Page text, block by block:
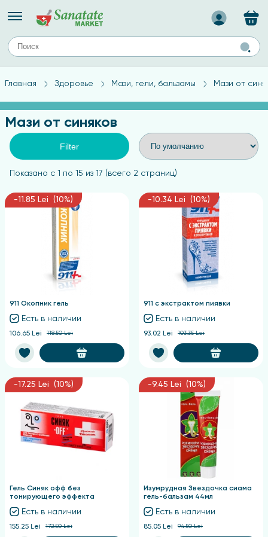
лица
Назад
ТИПЫ КОЖИ
Средства для комбинированной кожи
Средства для проблемной кожи
Средства для жирной кожи
Средства для чувствительной кожи
Главная Здоровье Мази, гели, бальзамы Мази от
Мази от синяков
Filter
Показано с 1 по 15 из 17 (всего 2 страниц)
-11.85 Lei (10%)
911 Окопник гель
Есть в наличии
106.65 Lei 118.50 Lei
-10.34 Lei (10%)
911 с экстрактом пиявки
Есть в наличии
93.02 Lei 103.35 Lei
-17.25 Lei (10%)
Гель Синяк офф без
тонирующего эффекта
Есть в наличии
155.25 Lei 172.50 Lei
-9.45 Lei (10%)
Изумрудная Звездочка сиама
гель-бальзам 44мл
Есть в наличии
85.05 Lei 94.50 Lei